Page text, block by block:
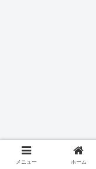
メニュー ホーム